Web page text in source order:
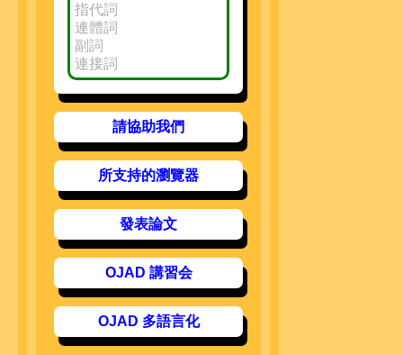
指代詞
連體詞
副詞
連接詞
請協助我們
所支持的瀏覽器
發表論文
OJAD 講習会
OJAD 多語言化